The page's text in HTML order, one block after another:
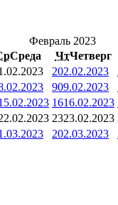
Февраль 2023
Среда ЧтЧетверг
202.02.2023
909.02.2023
1616.02.2023
2323.02.2023
202.03.2023